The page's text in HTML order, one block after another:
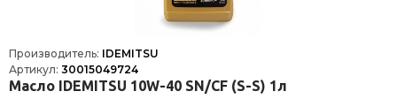
Производитель: IDEMITSU
Артикул: 30015049724
Масло IDEMITSU 10W-40 SN/CF (S-S) 1л